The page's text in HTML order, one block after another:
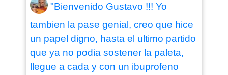
"Bienvenido Gustavo !!! Yo
tambien la pase genial, creo que hice
un papel digno, hasta el ultimo partido
que ya no podia sostener la paleta,
llegue a cada y con un ibuprofeno